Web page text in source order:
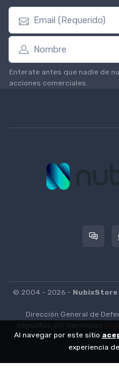
Enterate antes que nadie de
acciones comerciales.
© 2004 - 2026 - NubixStore
Dirección General de
Al navegar por este sitio
experiencia